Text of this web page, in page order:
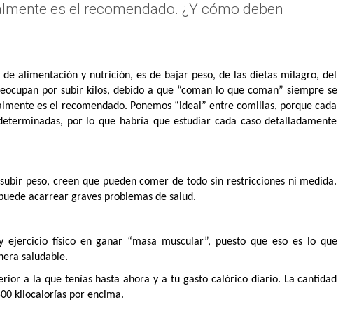
es el recomendado. ¿Y cómo deben
alimentación y nutrición, es de bajar peso, de las dietas milagro, del
por subir kilos, debido a que “coman lo que coman” siempre se
es el recomendado. Ponemos “ideal” entre comillas, porque cada
por lo que habría que estudiar cada caso detalladamente
peso, creen que pueden comer de todo sin restricciones ni medida.
acarrear graves problemas de salud.
físico en ganar “masa muscular”, puesto que eso es lo que
saludable.
a la que tenías hasta ahora y a tu gasto calórico diario. La cantidad
kilocalorías por encima.